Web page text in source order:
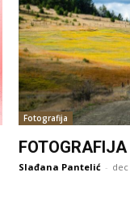
Fotografija
Slađana Pantelić - dec